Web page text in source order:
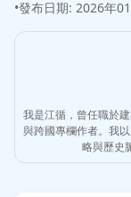
•發布日期: 2026年
我是江循，曾任職於
與跨國專欄作者。我
略與歷史